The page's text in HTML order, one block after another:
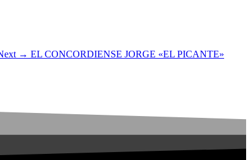
→ EL CONCORDIENSE JORGE «EL PICANTE»